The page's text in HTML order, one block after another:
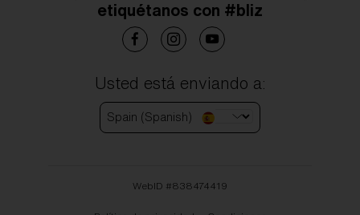
etiquétanos con #bliz
Usted está enviando a:
Spain (Spanish)
WebID #838474419